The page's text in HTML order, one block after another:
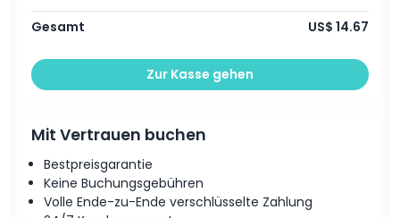
Gesamt US$ 14.67
Zur Kasse gehen
Mit Vertrauen buchen
Bestpreisgarantie
Keine Buchungsgebühren
Volle Ende-zu-Ende verschlüsselte Zahlung